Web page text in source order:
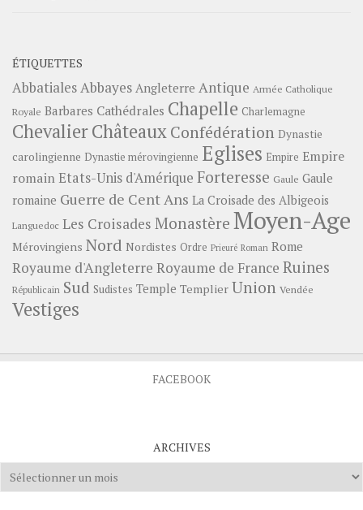
ÉTIQUETTES
Abbatiales Abbayes Angleterre Antique Armée Catholique
Royale Barbares Cathédrales Chapelle Charlemagne
ChevalierChâteauxConfédération Dynastie
carolingienne Dynastie mérovingienne Eglises Empire Empire
romainEtats-Unis d'Amérique Forteresse Gaule Gaule
romaine Guerre de Cent Ans La Croisade des Albigeois
Languedoc Les Croisades Monastère Moyen-Age
Mérovingiens Nord Nordistes Ordre Prieuré Roman Rome
Royaume d'Angleterre Royaume de France Ruines
Républicain Sud Sudistes Temple Templier Union Vendée
Vestiges
FACEBOOK
ARCHIVES
Archives